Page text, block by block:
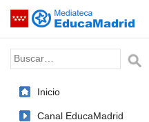
Saltar navegación
Palabra o frase:
Inicio
Canal EducaMadrid